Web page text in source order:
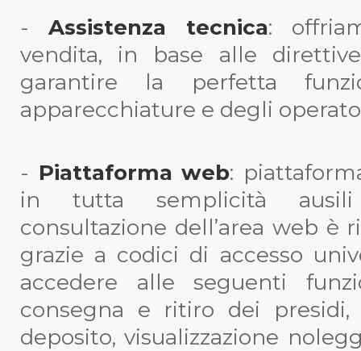
-Assistenza tecnica:
vendita, in base alle
garantire la perfetta
apparecchiature e degli
- Piattaforma web:
in tutta semplicità
consultazione dell’area web è
grazie a codici di accesso
accedere alle seguenti
consegna e ritiro dei presidi,
deposito, visualizzazione